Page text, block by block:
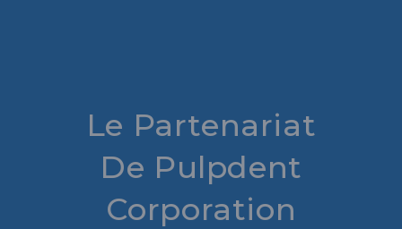
Le Partenariat
De Pulpdent
Corporation